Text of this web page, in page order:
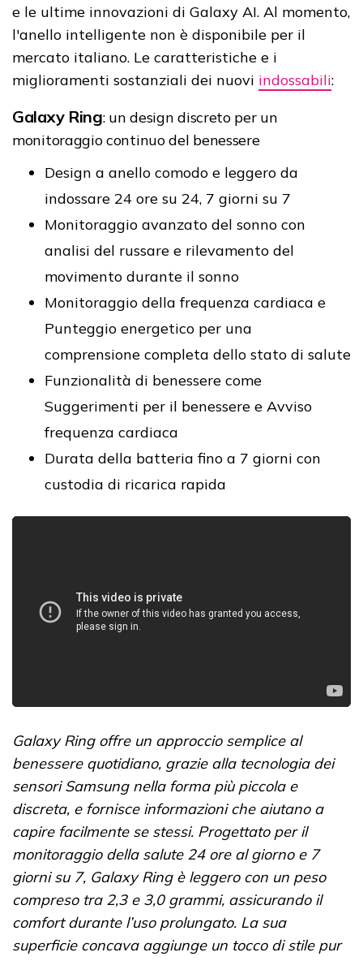
e le ultime innovazioni di Galaxy AI. Al momento,
l'anello intelligente non è disponibile per il
mercato italiano. Le caratteristiche e i
miglioramenti sostanziali dei nuovi indossabili:
Galaxy Ring: un design discreto per un
monitoraggio continuo del benessere
Design a anello comodo e leggero da
indossare 24 ore su 24, 7 giorni su 7
Monitoraggio avanzato del sonno con
analisi del russare e rilevamento del
movimento durante il sonno
Monitoraggio della frequenza cardiaca e
Punteggio energetico per una
comprensione completa dello stato di salute
Funzionalità di benessere come
Suggerimenti per il benessere e Avviso
frequenza cardiaca
Durata della batteria fino a 7 giorni con
custodia di ricarica rapida
Galaxy Ring offre un approccio semplice al
benessere quotidiano, grazie alla tecnologia dei
sensori Samsung nella forma più piccola e
discreta, e fornisce informazioni che aiutano a
capire facilmente se stessi. Progettato per il
monitoraggio della salute 24 ore al giorno e 7
giorni su 7, Galaxy Ring è leggero con un peso
compreso tra 2,3 e 3,0 grammi, assicurando il
comfort durante l’uso prolungato. La sua
superficie concava aggiunge un tocco di stile pur